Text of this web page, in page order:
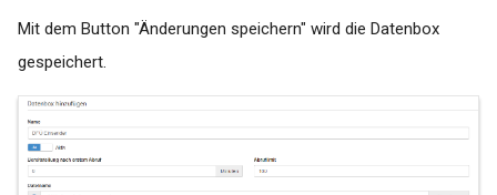
Mit dem Button "Änderungen speichern" wird die Datenbox
gespeichert.